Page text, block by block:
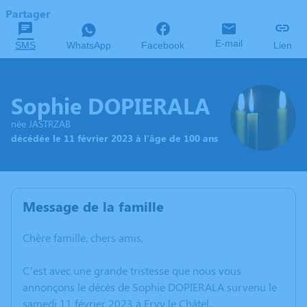
Partager
SMS WhatsApp Facebook E-mail Lien
Sophie DOPIERALA
née JASTRZAB
décédée le 11 février 2023 à l'âge de 100 ans
Message de la famille
Chère famille, chers amis,
C’est avec une grande tristesse que nous vous
annonçons le décès de Sophie DOPIERALA survenu le
samedi 11 février 2023 à Ervy le Châtel.